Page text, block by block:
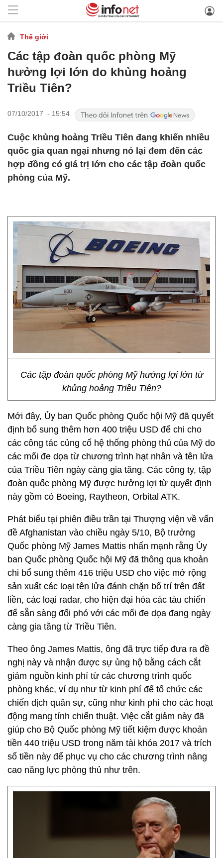
Thế giới
Các tập đoàn quốc phòng Mỹ
hưởng lợi lớn do khủng hoảng
Triều Tiên?
07/10/2017 - 15:54
Cuộc khủng hoảng Triều Tiên đang khiến nhiều
quốc gia quan ngại nhưng nó lại đem đến các
hợp đồng có giá trị lớn cho các tập đoàn quốc
phòng của Mỹ.
Các tập đoàn quốc phòng Mỹ hưởng lợi lớn từ
khủng hoảng Triều Tiên?
Mới đây, Ủy ban Quốc phòng Quốc hội Mỹ đã quyết
định bổ sung thêm hơn 400 triệu USD để chi cho
các công tác củng cố hệ thống phòng thủ của Mỹ do
các mối đe dọa từ chương trình hạt nhân và tên lửa
của Triều Tiên ngày càng gia tăng. Các công ty, tập
đoàn quốc phòng Mỹ được hưởng lợi từ quyết định
này gồm có Boeing, Raytheon, Orbital ATK.
Phát biểu tại phiên điều trần tại Thượng viện về vấn
đề Afghanistan vào chiều ngày 5/10, Bộ trưởng
Quốc phòng Mỹ James Mattis nhấn mạnh rằng Ủy
ban Quốc phòng Quốc hội Mỹ đã thông qua khoản
chi bổ sung thêm 416 triệu USD cho việc mở rộng
sản xuất các loại tên lửa đánh chặn bố trí trên đất
liền, các loại radar, cho hiện đại hóa các tàu chiến
để sẵn sàng đối phó với các mối đe dọa đang ngày
càng gia tăng từ Triều Tiên.
Theo ông James Mattis, ông đã trực tiếp đưa ra đề
nghị này và nhận được sự ủng hộ bằng cách cắt
giảm nguồn kinh phí từ các chương trình quốc
phòng khác, ví dụ như từ kinh phí để tổ chức các
chiến dịch quân sự, cũng như kinh phí cho các hoạt
động mang tính chiến thuật. Việc cắt giảm này đã
giúp cho Bộ Quốc phòng Mỹ tiết kiệm được khoản
tiền 440 triệu USD trong năm tài khóa 2017 và trích
số tiền này để phục vụ cho các chương trình nâng
cao năng lực phòng thủ như trên.